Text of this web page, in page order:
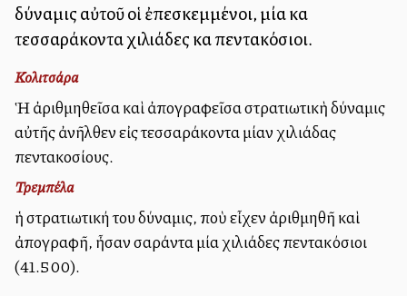
δύναμις αὐτοῦ οἱ ἐπεσκεμμένοι, μία καὶ
τεσσαράκοντα χιλιάδες καὶ πεντακόσιοι.
Κολιτσάρα
Ἡ ἀριθμηθεῖσα καὶ ἀπογραφεῖσα στρατιωτικὴ δύναμις
αὐτῆς ἀνῆλθεν εἰς τεσσαράκοντα μίαν χιλιάδας
πεντακοσίους.
Τρεμπέλα
ἡ στρατιωτική του δύναμις, ποὺ εἶχεν ἀριθμηθῆ καὶ
ἀπογραφῆ, ἦσαν σαράντα μία χιλιάδες πεντακόσιοι
(41.500).